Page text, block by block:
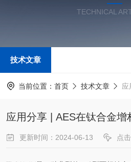
TECHNICAL
技术文章
当前位置： 首页 技术文章 应
应用分享 | AES在钛合金增
更新时间：2024-06-13 点